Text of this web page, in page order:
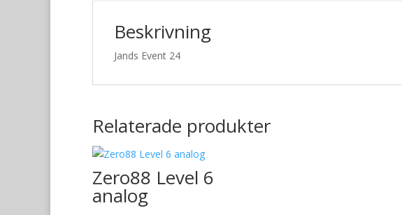
Beskrivning
Jands Event 24
Relaterade produkter
Zero88 Level 6
analog